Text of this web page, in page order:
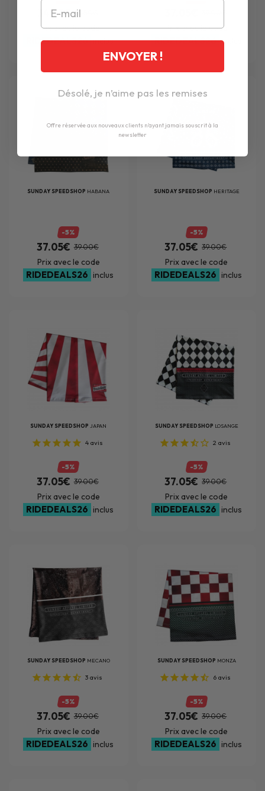
34.72€ 39.50€
Prix avec le code
RIDEDEALS26 inclus
Prix avec le code
RIDEDEALS26 inclus
SUNDAY SPEEDSHOP HABANA
-5%
37.05€ 39.00€
Prix avec le code
RIDEDEALS26 inclus
SUNDAY SPEEDSHOP HERITAGE
-5%
37.05€ 39.00€
Prix avec le code
RIDEDEALS26 inclus
SUNDAY SPEEDSHOP JAPAN
4avis
-5%
37.05€ 39.00€
Prix avec le code
RIDEDEALS26 inclus
SUNDAY SPEEDSHOP LOSANGE
2 avis
-5%
37.05€ 39.00€
Prix avec le code
RIDEDEALS26 inclus
SUNDAY SPEEDSHOP MECANO
3 avis
-5%
37.05€ 39.00€
Prix avec le code
RIDEDEALS26 inclus
SUNDAY SPEEDSHOP MONZA
6 avis
-5%
37.05€ 39.00€
Prix avec le code
RIDEDEALS26 inclus
ENVOYER !
Désolé, je n’aime pas les remises
Offre réservée aux nouveaux clients n'ayant jamais souscrit à la
newsletter